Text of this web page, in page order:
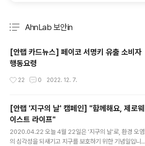
AhnLab 보안in
[안랩 카드뉴스] 페이코 서명키 유출 소비자
행동요령
22 0 2022. 12. 7.
[안랩 '지구의 날' 캠페인] "함께해요, 제로웨
이스트 라이프"
2020.04.22 오늘 4월 22일은 '지구의 날'로, 환경 오염
의 심각성을 되새기고 지구를 보호하기 위한 기념일입니